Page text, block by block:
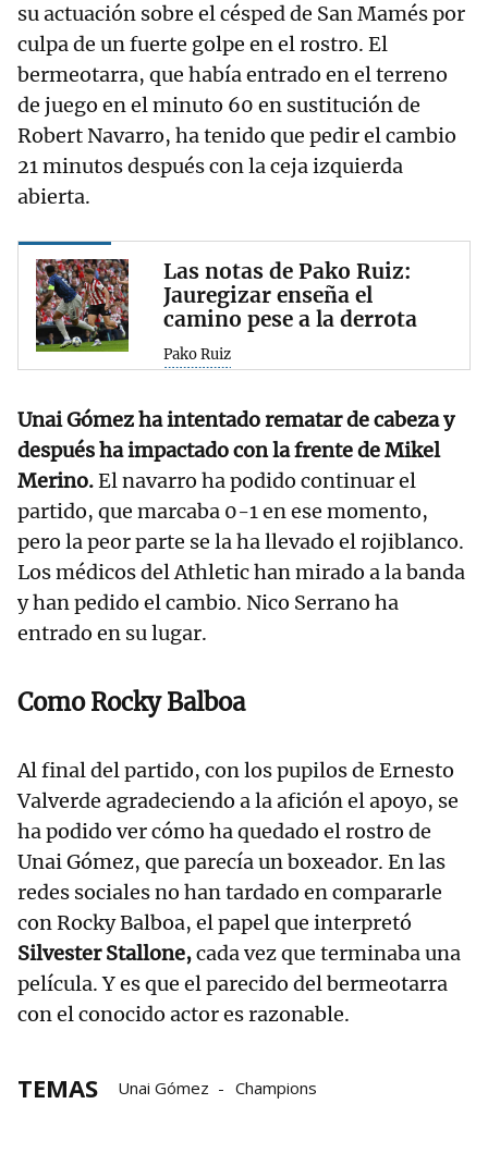
su actuación sobre el césped de San Mamés por
culpa de un fuerte golpe en el rostro. El
bermeotarra, que había entrado en el terreno
de juego en el minuto 60 en sustitución de
Robert Navarro, ha tenido que pedir el cambio
21 minutos después con la ceja izquierda
abierta.
Las notas de Pako Ruiz:
Jauregizar enseña el
camino pese a la derrota
Pako Ruiz
Unai Gómez ha intentado rematar de cabeza y
después ha impactado con la frente de Mikel
Merino.El navarro ha podido continuar el
partido, que marcaba 0-1 en ese momento,
pero la peor parte se la ha llevado el rojiblanco.
Los médicos del Athletic han mirado a la banda
y han pedido el cambio. Nico Serrano ha
entrado en su lugar.
Como Rocky Balboa
Al final del partido, con los pupilos de Ernesto
Valverde agradeciendo a la afición el apoyo, se
ha podido ver cómo ha quedado el rostro de
Unai Gómez, que parecía un boxeador. En las
redes sociales no han tardado en compararle
con Rocky Balboa, el papel que interpretó
Silvester Stallone,cada vez que terminaba una
película. Y es que el parecido del bermeotarra
con el conocido actor es razonable.
TEMAS Unai Gómez Champions